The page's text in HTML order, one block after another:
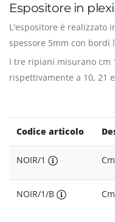
Espositore in
L'espositore è realizzato
spessore 5mm con
I tre ripiani misurano cm
rispettivamente a 10, 21
Codice articolo
NOIR/1
NOIR/1/B